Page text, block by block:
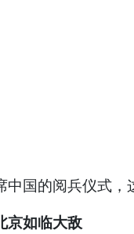
国的阅兵仪式
京如临大敌